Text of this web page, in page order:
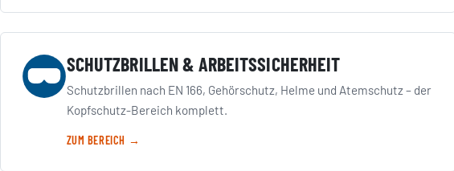
SCHUTZBRILLEN & ARBEITSSICHERHEIT
Schutzbrillen nach EN 166, Gehörschutz, Helme und Atemschutz – der
Kopfschutz-Bereich komplett.
ZUM BEREICH →